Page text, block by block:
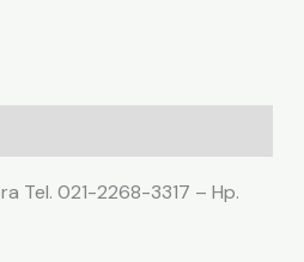
Tel. 021-2268-3317 – Hp.